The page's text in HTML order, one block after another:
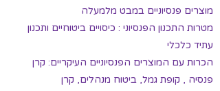
מוצרים פנסיוניים במבט מלמעלה
מטרות התכנון הפנסיוני : כיסויים ביטוחיים ותכנון
עתיד כלכלי
הכרות עם המוצרים הפנסיוניים העיקריים: קרן
פנסיה , קופת גמל, ביטוח מנהלים, קרן